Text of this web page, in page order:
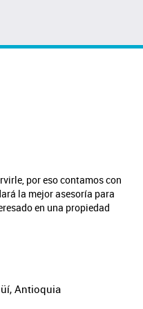
por eso contamos con
la mejor asesoría para
en una propiedad
Antioquia